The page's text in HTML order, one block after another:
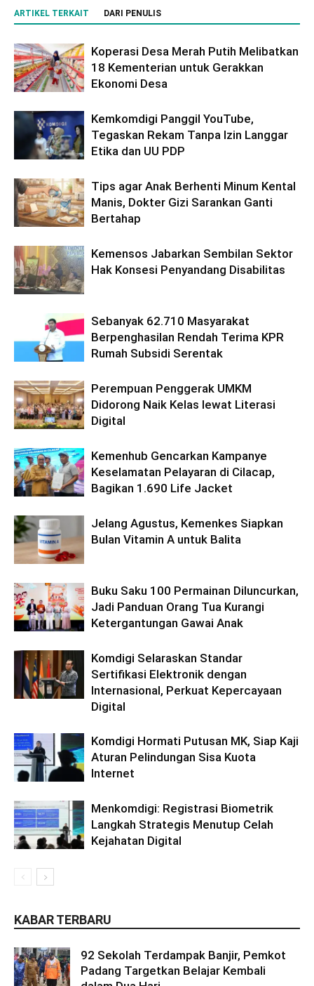
ARTIKEL TERKAIT DARI PENULIS
Koperasi Desa Merah Putih Melibatkan
18 Kementerian untuk Gerakkan
Ekonomi Desa
Kemkomdigi Panggil YouTube,
Tegaskan Rekam Tanpa Izin Langgar
Etika dan UU PDP
Tips agar Anak Berhenti Minum Kental
Manis, Dokter Gizi Sarankan Ganti
Bertahap
Kemensos Jabarkan Sembilan Sektor
Hak Konsesi Penyandang Disabilitas
Sebanyak 62.710 Masyarakat
Berpenghasilan Rendah Terima KPR
Rumah Subsidi Serentak
Perempuan Penggerak UMKM
Didorong Naik Kelas lewat Literasi
Digital
Kemenhub Gencarkan Kampanye
Keselamatan Pelayaran di Cilacap,
Bagikan 1.690 Life Jacket
Jelang Agustus, Kemenkes Siapkan
Bulan Vitamin A untuk Balita
Buku Saku 100 Permainan Diluncurkan,
Jadi Panduan Orang Tua Kurangi
Ketergantungan Gawai Anak
Komdigi Selaraskan Standar
Sertifikasi Elektronik dengan
Internasional, Perkuat Kepercayaan
Digital
Komdigi Hormati Putusan MK, Siap Kaji
Aturan Pelindungan Sisa Kuota
Internet
Menkomdigi: Registrasi Biometrik
Langkah Strategis Menutup Celah
Kejahatan Digital
KABAR TERBARU
92 Sekolah Terdampak Banjir, Pemkot
Padang Targetkan Belajar Kembali